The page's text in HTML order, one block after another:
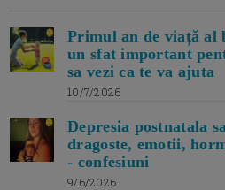
Primul an de viață al
un sfat important
sa vezi ca te va ajuta
10/7/2026
Depresia postnatala
dragoste, emotii,
- confesiuni
9/6/2026